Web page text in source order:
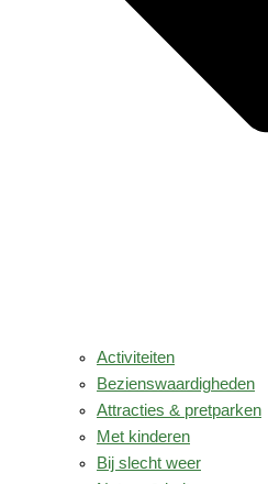
Activiteiten
Bezienswaardigheden
Attracties & pretparken
Met kinderen
Bij slecht weer